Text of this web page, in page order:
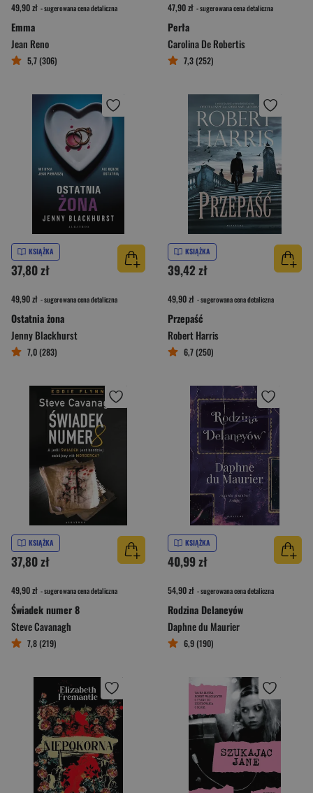
49,90 zł - sugerowana cena detaliczna
Emma
Jean Reno
5,7 (306)
47,90 zł - sugerowana cena detaliczna
Perła
Carolina De Robertis
7,3 (252)
KSIĄŻKA
37,80 zł
49,90 zł - sugerowana cena detaliczna
Ostatnia żona
Jenny Blackhurst
7,0 (283)
KSIĄŻKA
39,42 zł
49,90 zł - sugerowana cena detaliczna
Przepaść
Robert Harris
6,7 (250)
KSIĄŻKA
37,80 zł
49,90 zł - sugerowana cena detaliczna
Świadek numer 8
Steve Cavanagh
7,8 (219)
KSIĄŻKA
40,99 zł
54,90 zł - sugerowana cena detaliczna
Rodzina Delaneyów
Daphne du Maurier
6,9 (190)